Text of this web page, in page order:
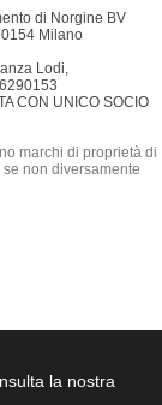
di Norgine BV
Milano
Lodi,
CON UNICO SOCIO
marchi di proprietà di
non diversamente
la nostra